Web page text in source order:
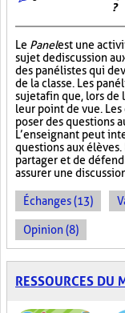
?
Le Panelest une
sujet de discussion
des panélistes qui
de la classe. Les
sujet afin que, lors
leur point de vue.
poser des questions
L’enseignant peut
questions aux élèves.
partager et de
assurer une
Échanges (13)
Opinion (8)
RESSOURCES DU